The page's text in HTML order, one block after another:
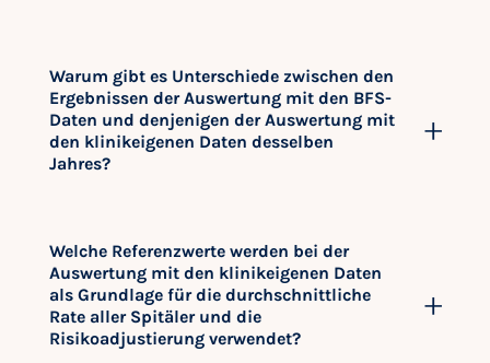
Warum gibt es Unterschiede zwischen den
Ergebnissen der Auswertung mit den BFS-
Daten und denjenigen der Auswertung mit
den klinikeigenen Daten desselben
Jahres?
Welche Referenzwerte werden bei der
Auswertung mit den klinikeigenen Daten
als Grundlage für die durchschnittliche
Rate aller Spitäler und die
Risikoadjustierung verwendet?